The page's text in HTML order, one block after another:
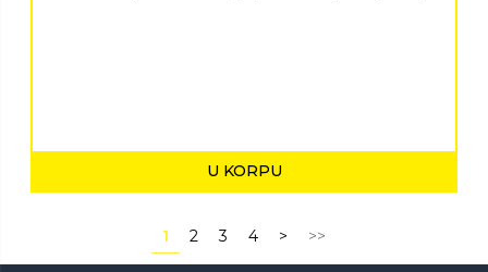
U KORPU
1 2 3 4 > >>